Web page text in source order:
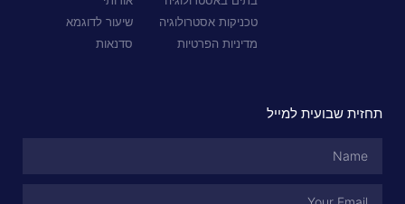
טכניקות אסטרולוגיה
מדיניות הפרטיות
שיעור לדוגמא
סדנאות
תחזית שבועית למייל